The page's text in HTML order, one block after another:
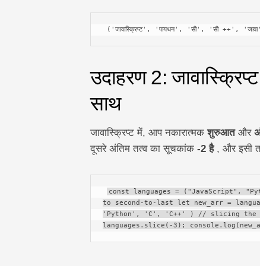
('जावास्क्रिप्ट', 'पायथन', 'सी', 'सी ++',
उदाहरण 2:
साथ
जावास्क्रिप्ट में, आप नकारात्मकशुरुआतऔर
दूसरे अंतिम तत्व का सूचकांक -2 है, और इसी
const languages = ("JavaScript",
to second-to-last let new_arr =
'Python', 'C', 'C++' ) // slicing the
languages.slice(-3);